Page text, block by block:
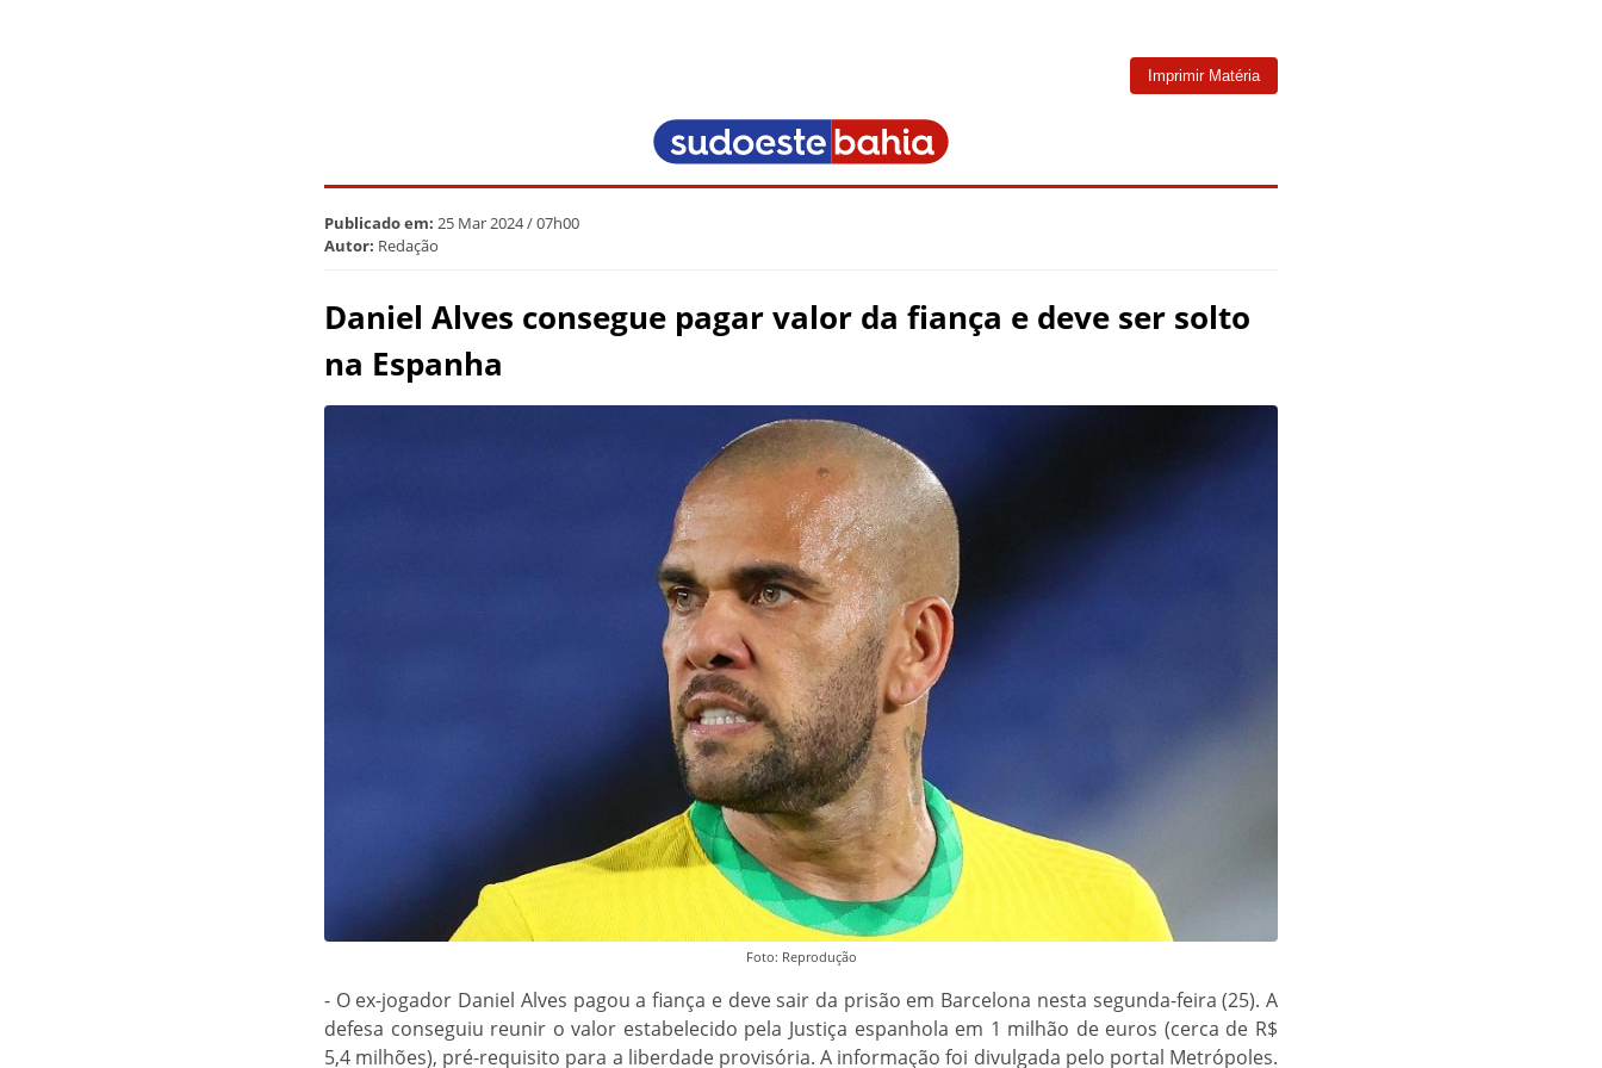
Imprimir Matéria
Publicado em: 25 Mar 2024 / 07h00
Autor: Redação
Daniel Alves consegue pagar valor da fiança e deve ser solto
na Espanha
Foto: Reprodução
- O ex-jogador Daniel Alves pagou a fiança e deve sair da prisão em Barcelona nesta segunda-feira (25). A
defesa conseguiu reunir o valor estabelecido pela Justiça espanhola em 1 milhão de euros (cerca de R$
5,4 milhões), pré-requisito para a liberdade provisória. A informação foi divulgada pelo portal Metrópoles.